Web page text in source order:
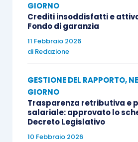
GIORNO
Crediti insoddisfatti e
Fondo di garanzia
11 Febbraio 2026
di Redazione
GESTIONE DEL RAPPORTO,
GIORNO
Trasparenza retributiva e
salariale: approvato lo
Decreto Legislativo
10 Febbraio 2026